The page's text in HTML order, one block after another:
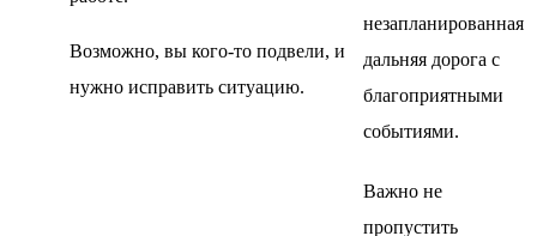
Возможно, вы кого-то подвели, и
нужно исправить ситуацию.
незапланированная
дальняя дорога с
благоприятными
событиями.
Важно не
пропустить